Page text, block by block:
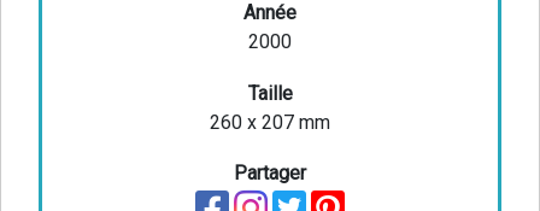
Année
2000
Taille
260 x 207 mm
Partager